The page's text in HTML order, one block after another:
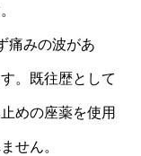
痛みの波があ
。既往歴として
めの座薬を使用
せん。